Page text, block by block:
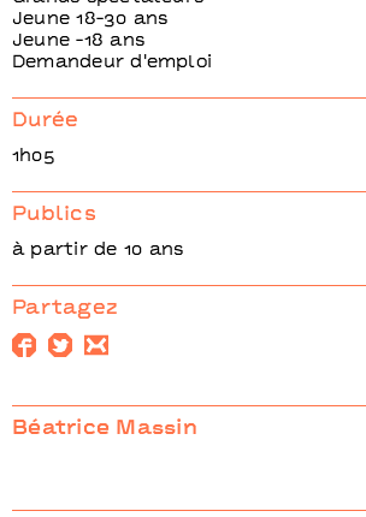
Béatrice Massin
Jeune 18-30 ans
Jeune -18 ans
Demandeur d'emploi
Durée
1h05
Publics
à partir de 10 ans
Partagez